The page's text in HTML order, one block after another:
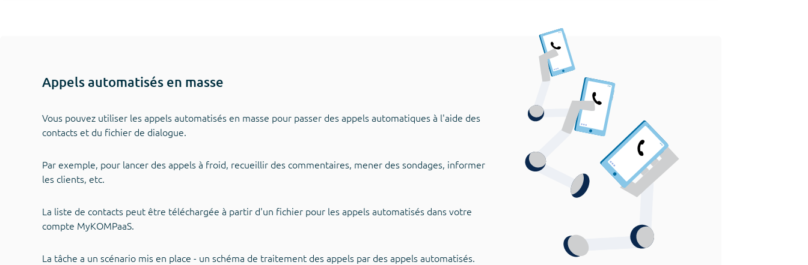
Appels automatisés en masse
Vous pouvez utiliser les appels automatisés en masse pour passer des appels automatiques à l'aide des
contacts et du fichier de dialogue.
Par exemple, pour lancer des appels à froid, recueillir des commentaires, mener des sondages, informer
les clients, etc.
La liste de contacts peut être téléchargée à partir d'un fichier pour les appels automatisés dans votre
compte MyKOMPaaS.
La tâche a un scénario mis en place - un schéma de traitement des appels par des appels automatisés.